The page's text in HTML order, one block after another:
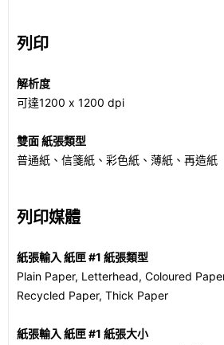
列印
解析度
可達1200 x 1200 dpi
雙面 紙張類型
普通紙、信箋紙、彩色紙、薄紙、再造紙
列印媒體
紙張輸入 紙匣 #1 紙張類型
Plain Paper, Letterhead, Coloured
Recycled Paper, Thick Paper
紙張輸入 紙匣 #1 紙張大小